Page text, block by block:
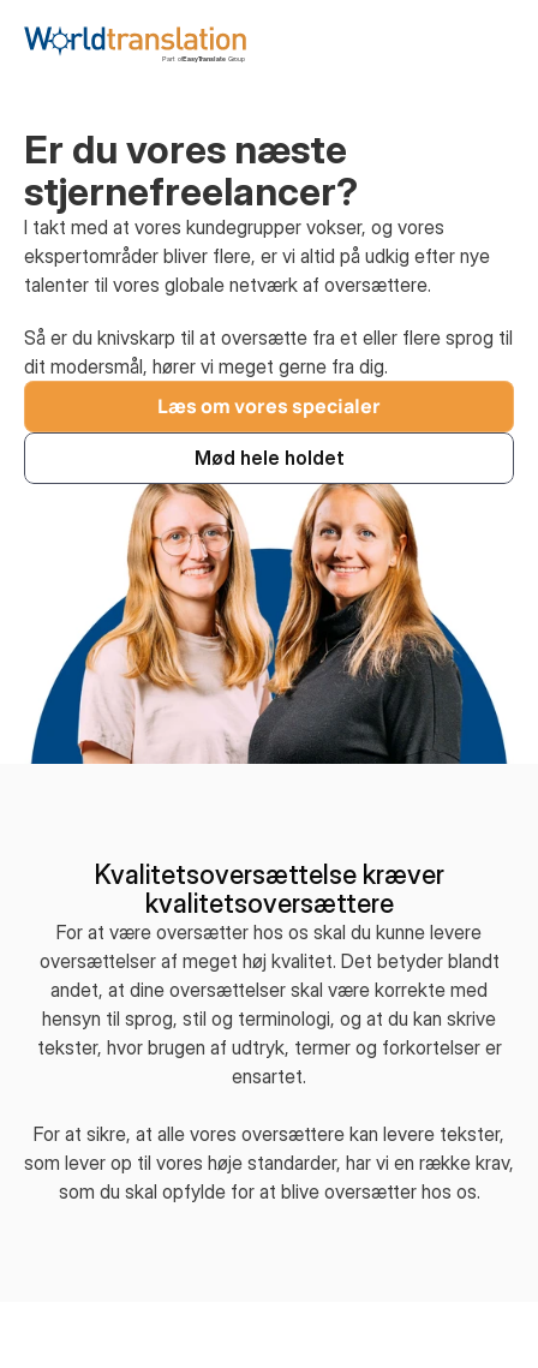
Er du vores næste
stjernefreelancer?
I takt med at vores kundegrupper vokser, og vores
ekspertområder bliver flere, er vi altid på udkig efter nye
talenter til vores globale netværk af oversættere.
Så er du knivskarp til at oversætte fra et eller flere sprog til
dit modersmål, hører vi meget gerne fra dig.
Læs om vores specialer
Mød hele holdet
Kvalitetsoversættelse kræver
kvalitetsoversættere
For at være oversætter hos os skal du kunne levere
oversættelser af meget høj kvalitet. Det betyder blandt
andet, at dine oversættelser skal være korrekte med
hensyn til sprog, stil og terminologi, og at du kan skrive
tekster, hvor brugen af udtryk, termer og forkortelser er
ensartet.
For at sikre, at alle vores oversættere kan levere tekster,
som lever op til vores høje standarder, har vi en række krav,
som du skal opfylde for at blive oversætter hos os.